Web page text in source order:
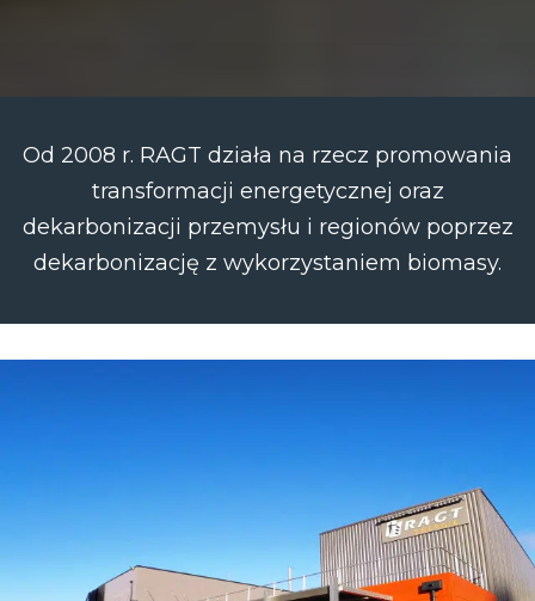
Od 2008 r. RAGT działa na rzecz promowania
transformacji energetycznej oraz
dekarbonizacji przemysłu i regionów poprzez
dekarbonizację z wykorzystaniem biomasy.